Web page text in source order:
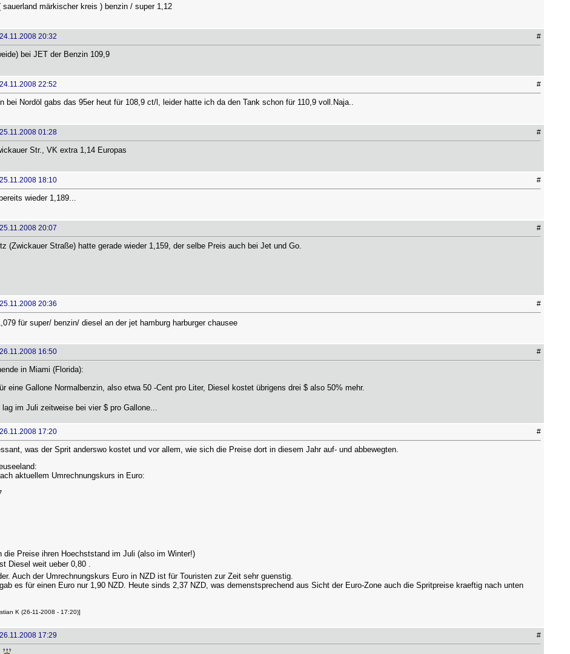
sauerland märkischer kreis ) benzin / super 1,12
20:32 #
bei JET der Benzin 109,9
22:52 #
bei Nordöl gabs das 95er heut für 108,9 ct/l, leider hatte ich da den Tank schon für 110,9 voll.Naja..
01:28 #
Str., VK extra 1,14 Europas
18:10 #
wieder 1,189...
20:07 #
(Zwickauer Straße) hatte gerade wieder 1,159, der selbe Preis auch bei Jet und Go.
20:36 #
für super/ benzin/ diesel an der jet hamburg harburger chausee
16:50 #
in Miami (Florida):
eine Gallone Normalbenzin, also etwa 50 -Cent pro Liter, Diesel kostet übrigens drei $ also 50% mehr.
lag im Juli zeitweise bei vier $ pro Gallone...
17:20 #
was der Sprit anderswo kostet und vor allem, wie sich die Preise dort in diesem Jahr auf- und abbewegten.
aktuellem Umrechnungskurs in Euro:
die Preise ihren Hoechststand im Juli (also im Winter!)
Diesel weit ueber 0,80 .
Auch der Umrechnungskurs Euro in NZD ist für Touristen zur Zeit sehr guenstig.
es für einen Euro nur 1,90 NZD. Heute sinds 2,37 NZD, was demenstsprechend aus Sicht der Euro-Zone auch die Spritpreise kraeftig nach unten
K (26-11-2008 - 17:20)]
17:29 #